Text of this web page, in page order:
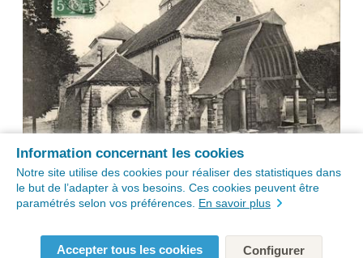
Information concernant les cookies
Notre site utilise des cookies pour réaliser des statistiques dans
le but de l’adapter à vos besoins. Ces cookies peuvent être
paramétrés selon vos préférences. En savoir plus
Accepter tous les cookies Configurer